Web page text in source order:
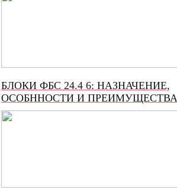
БЛОКИ ФБС 24.4 6: НАЗНАЧЕНИЕ,
ОСОБННОСТИ И ПРЕИМУЩЕСТВА